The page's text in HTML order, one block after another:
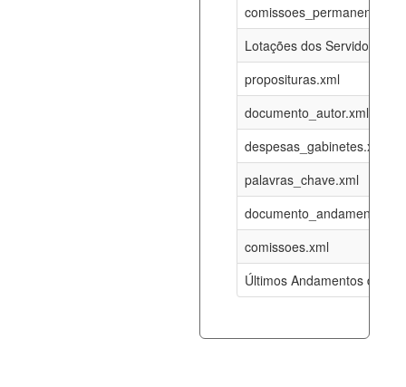
Lotações dos Servidores
proposituras.xml
documento_autor.xml
despesas_gabinetes.xml
palavras_chave.xml
documento_andamento.xml
comissoes.xml
Últimos Andamentos de
10-08-
funcionarios_lotacoes.xml
funcionarios_cargos.xml 12-05-
10-08-
documento_andamento.xml 10-08-
palavras_chave.xml 10-08-